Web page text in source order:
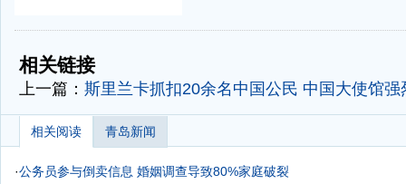
-
相关链接
上一篇： 斯里兰卡抓扣20余名中国公民 中国大使馆强
相关阅读 青岛新闻
·公务员参与倒卖信息 婚姻调查导致80%家庭破裂